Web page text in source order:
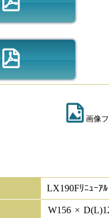
画像
LX190Fﾘﾆｭｰｱﾙ
W156 × D(L)